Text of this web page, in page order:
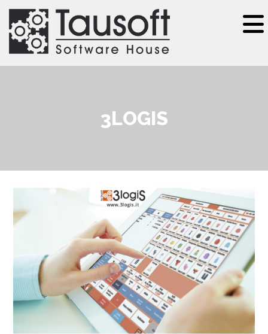
Salta al contenuto principale
3LOGIS